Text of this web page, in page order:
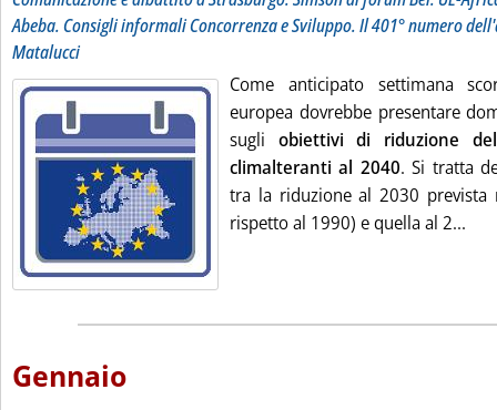
Abeba. Consigli informali Concorrenza e Sviluppo. Il 401° numero
Matalucci
Come anticipato settimana
europea dovrebbe presentare
sugli obiettivi di riduzione
climalteranti al 2040. Si tratta
tra la riduzione al 2030 prevista
rispetto al 1990) e quella al 2...
Gennaio